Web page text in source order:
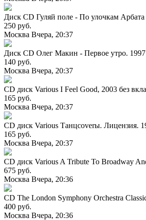
Диск CD Гуляй поле - По улочкам Арбата
250 руб.
Москва Вчера, 20:37
Диск CD Олег Макин - Первое утро. 1997
140 руб.
Москва Вчера, 20:37
CD диск Various I Feel Good, 2003 без
165 руб.
Москва Вчера, 20:37
CD диск Various Танцcoverы. Лицензия.
165 руб.
Москва Вчера, 20:37
CD диск Various A Tribute To Broadway
675 руб.
Москва Вчера, 20:36
CD The London Symphony Orchestra
400 руб.
Москва Вчера, 20:36